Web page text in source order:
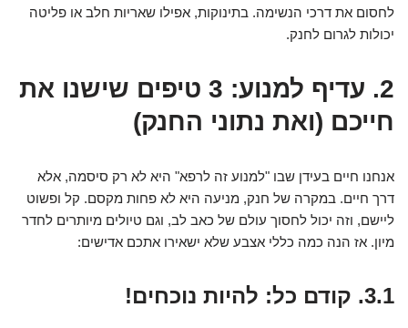
לחסום את דרכי הנשימה. בתינוקות, אפילו שאריות חלב או פליטה
יכולות לגרום לחנק.
2. עדיף למנוע: 3 טיפים שישנו את
חייכם (ואת נתוני החנק)
אנחנו חיים בעידן שבו "למנוע זה לרפא" היא לא רק סיסמה, אלא
דרך חיים. במקרה של חנק, מניעה היא לא פחות מקסם. קל ופשוט
ליישם, וזה יכול לחסוך עולם של כאב לב, וגם טיולים מיותרים לחדר
מיון. אז הנה כמה כללי אצבע שלא ישאירו אתכם אדישים:
3.1. קודם כל: להיות נוכחים!